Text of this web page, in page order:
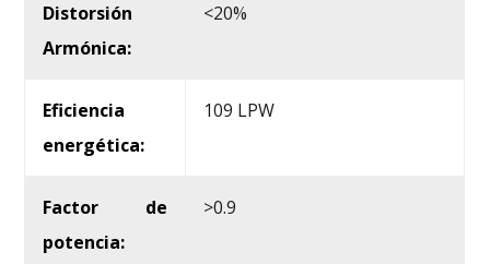
Distorsión
Armónica:
<20%
Eficiencia
energética:
109 LPW
Factor de
potencia:
>0.9